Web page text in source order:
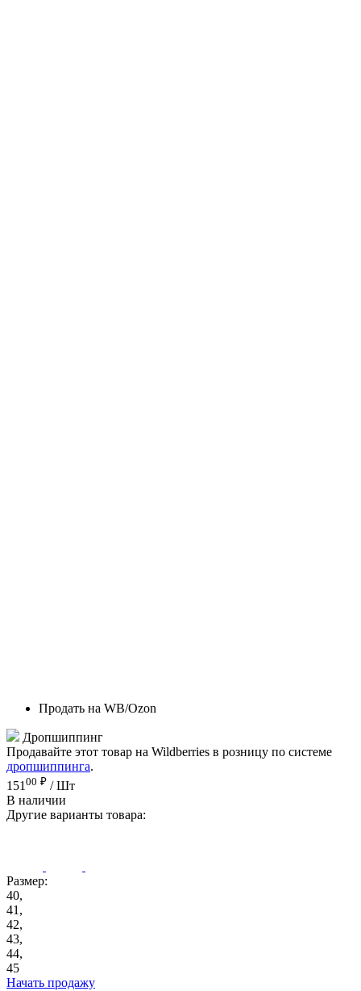
Продать на WB/Ozon
Дропшиппинг
Продавайте этот товар на Wildberries в розницу по системе
дропшиппинга.
151 00 ₽ / Шт
В наличии
Другие варианты товара:
Размер:
40,
41,
42,
43,
44,
45
Начать продажу